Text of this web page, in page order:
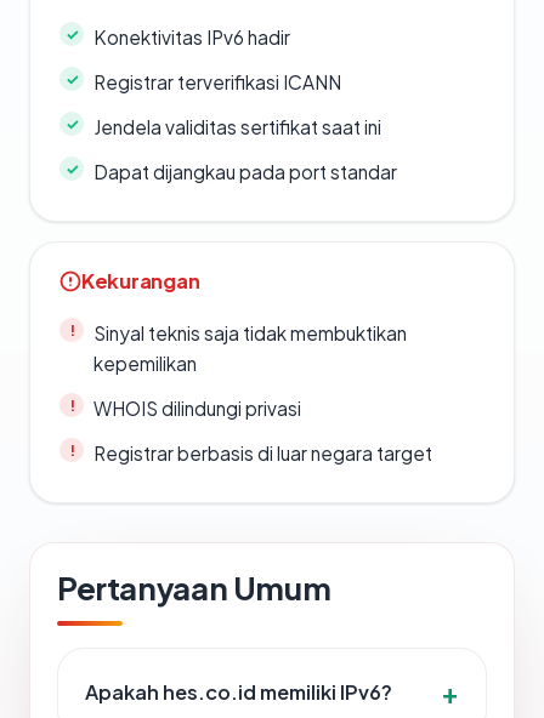
Konektivitas IPv6 hadir
Registrar terverifikasi ICANN
Jendela validitas sertifikat saat ini
Dapat dijangkau pada port standar
Kekurangan
Sinyal teknis saja tidak membuktikan
kepemilikan
WHOIS dilindungi privasi
Registrar berbasis di luar negara target
Pertanyaan Umum
Apakah hes.co.id memiliki IPv6?